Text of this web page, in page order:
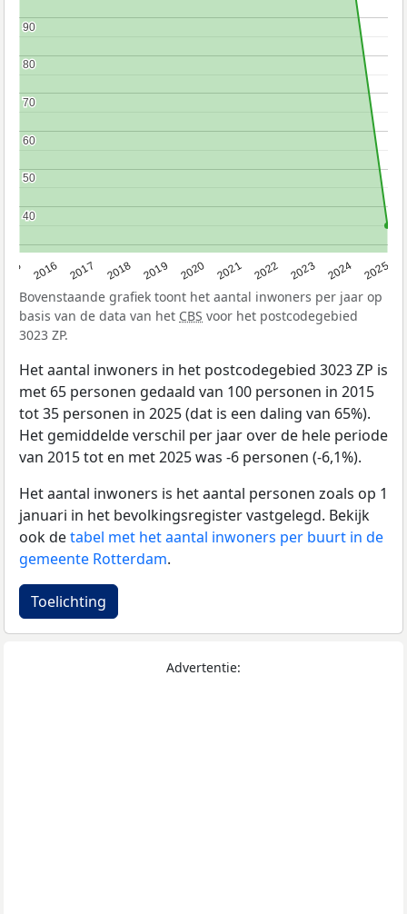
2016 2017 2018 2019 2020 2021 2022 2023 2024 2025
40
40
50
50
60
60
70
70
80
80
90
90
Bovenstaande grafiek toont het aantal inwoners per jaar op
basis van de data van het CBS voor het postcodegebied
3023 ZP.
Het aantal inwoners in het postcodegebied 3023 ZP is
met 65 personen gedaald van 100 personen in 2015
tot 35 personen in 2025 (dat is een daling van 65%).
Het gemiddelde verschil per jaar over de hele periode
van 2015 tot en met 2025 was -6 personen (-6,1%).
Het aantal inwoners is het aantal personen zoals op 1
januari in het bevolkingsregister vastgelegd. Bekijk
ook detabel met het aantal inwoners per buurt in de
gemeente Rotterdam.
Toelichting
Advertentie: